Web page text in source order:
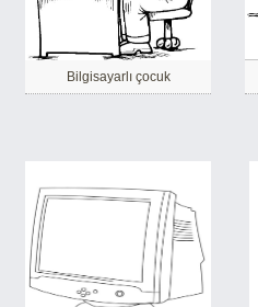
Bilgisayarlı çocuk